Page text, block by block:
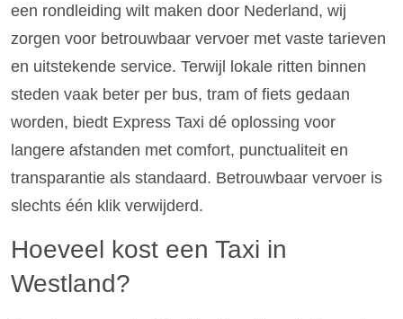
een rondleiding wilt maken door Nederland, wij
zorgen voor betrouwbaar vervoer met vaste tarieven
en uitstekende service. Terwijl lokale ritten binnen
steden vaak beter per bus, tram of fiets gedaan
worden, biedt Express Taxi dé oplossing voor
langere afstanden met comfort, punctualiteit en
transparantie als standaard. Betrouwbaar vervoer is
slechts één klik verwijderd.
Hoeveel kost een Taxi in
Westland?